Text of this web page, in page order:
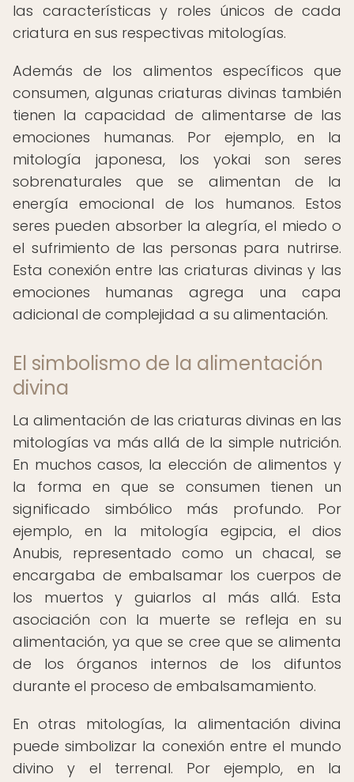
las características y roles únicos de cada
criatura en sus respectivas mitologías.
Además de los alimentos específicos que
consumen, algunas criaturas divinas también
tienen la capacidad de alimentarse de las
emociones humanas. Por ejemplo, en la
mitología japonesa, los yokai son seres
sobrenaturales que se alimentan de la
energía emocional de los humanos. Estos
seres pueden absorber la alegría, el miedo o
el sufrimiento de las personas para nutrirse.
Esta conexión entre las criaturas divinas y las
emociones humanas agrega una capa
adicional de complejidad a su alimentación.
El simbolismo de la alimentación
divina
La alimentación de las criaturas divinas en las
mitologías va más allá de la simple nutrición.
En muchos casos, la elección de alimentos y
la forma en que se consumen tienen un
significado simbólico más profundo. Por
ejemplo, en la mitología egipcia, el dios
Anubis, representado como un chacal, se
encargaba de embalsamar los cuerpos de
los muertos y guiarlos al más allá. Esta
asociación con la muerte se refleja en su
alimentación, ya que se cree que se alimenta
de los órganos internos de los difuntos
durante el proceso de embalsamamiento.
En otras mitologías, la alimentación divina
puede simbolizar la conexión entre el mundo
divino y el terrenal. Por ejemplo, en la